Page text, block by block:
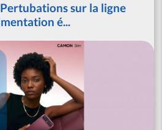
sur la ligne
é...